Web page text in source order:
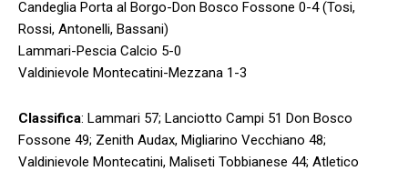
Candeglia Porta al Borgo-Don Bosco Fossone 0-4 (Tosi,
Rossi, Antonelli, Bassani)
Lammari-Pescia Calcio 5-0
Valdinievole Montecatini-Mezzana 1-3
Classifica: Lammari 57; Lanciotto Campi 51 Don Bosco
Fossone 49; Zenith Audax, Migliarino Vecchiano 48;
Valdinievole Montecatini, Maliseti Tobbianese 44; Atletico